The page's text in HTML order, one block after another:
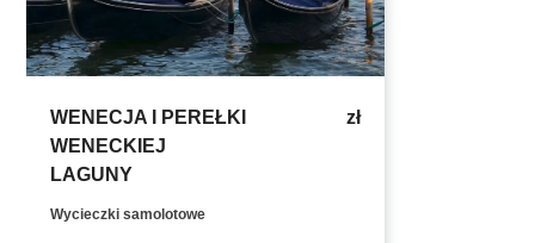
WENECJA I PEREŁKI
WENECKIEJ
LAGUNY
zł
Wycieczki samolotowe